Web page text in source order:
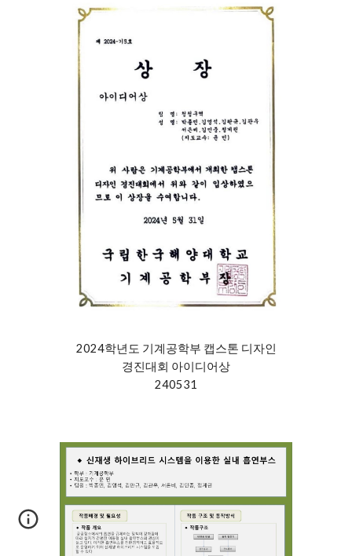
2024학년도 기계공학부 캡스톤 디자인
경진대회 아이디어상
240531